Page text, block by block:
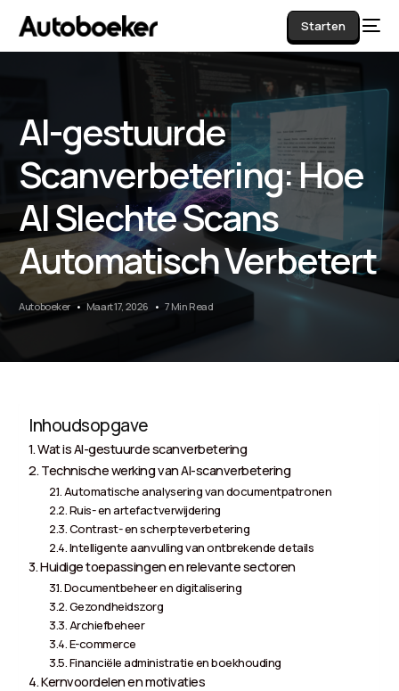
Starten
AI-gestuurde
Scanverbetering: Hoe
AI Slechte Scans
Automatisch Verbetert
Autoboeker Maart 17, 2026 7 Min Read
Inhoudsopgave
Wat is AI-gestuurde scanverbetering
Technische werking van AI-scanverbetering
Automatische analysering van documentpatronen
Ruis- en artefactverwijdering
Contrast- en scherpteverbetering
Intelligente aanvulling van ontbrekende details
Huidige toepassingen en relevante sectoren
Documentbeheer en digitalisering
Gezondheidszorg
Archiefbeheer
E-commerce
Financiële administratie en boekhouding
Kernvoordelen en motivaties